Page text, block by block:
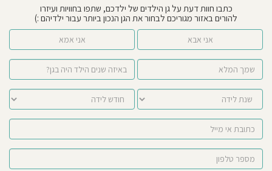
כתבו חוות דעת על גן הילדים של ילדכם, שתפו בחוויות ועיזרו
להורים באזור מגוריכם לבחור את הגן הנכון ביותר עבור ילדיהם :)
אני אמא אני אבא